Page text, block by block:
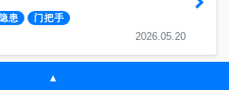
隐患 门把手
2026.05.20
▲